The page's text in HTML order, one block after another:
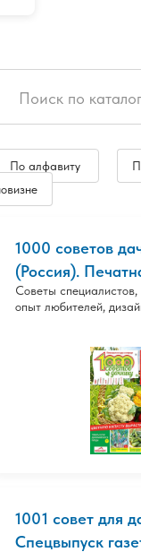
По алфавиту
1000 советов
(Россия).
Советы специалистов,
опыт любителей,
1001 совет для
Спецвыпуск